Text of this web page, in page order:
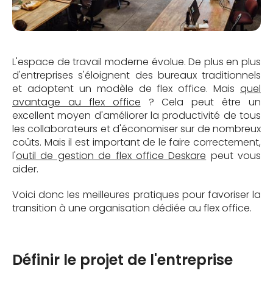
L'espace de travail moderne évolue. De plus en plus
d'entreprises s'éloignent des bureaux traditionnels
et adoptent un modèle de flex office. Mais quel
avantage au flex office ? Cela peut être un
excellent moyen d'améliorer la productivité de tous
les collaborateurs et d'économiser sur de nombreux
coûts. Mais il est important de le faire correctement,
l'outil de gestion de flex office Deskare peut vous
aider.
Voici donc les meilleures pratiques pour favoriser la
transition à une organisation dédiée au flex office.
Définir le projet de l'entreprise